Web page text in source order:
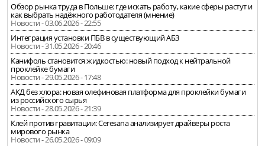
Обзор рынка труда в Польше: где искать работу, какие сферы растут и
как выбрать надёжного работодателя (мнение)
Новости - 03.06.2026 - 22:55
Интеграция установки ПБВ в существующий АБЗ
Новости - 31.05.2026 - 20:46
Канифоль становится жидкостью: новый подход к нейтральной
проклейке бумаги
Новости - 29.05.2026 - 17:48
АКД без хлора: новая олефиновая платформа для проклейки бумаги
из российского сырья
Новости - 28.05.2026 - 21:39
Клей против гравитации: Ceresana анализирует драйверы роста
мирового рынка
Новости - 26.05.2026 - 09:09